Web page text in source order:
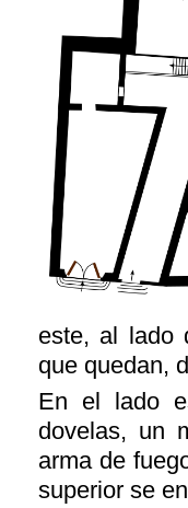
este, al lado
que quedan,
En el lado
dovelas, un
arma de
superior se